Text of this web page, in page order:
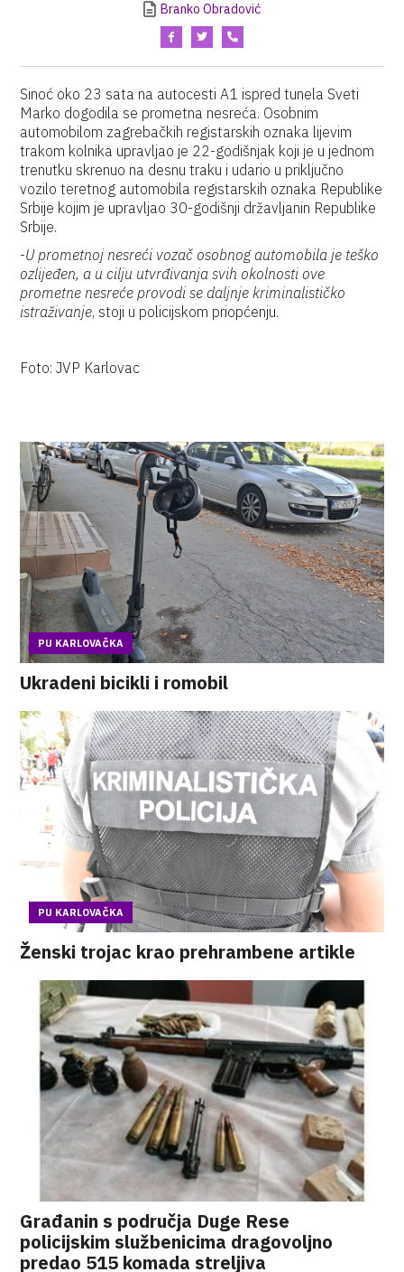
Branko Obradović
Sinoć oko 23 sata na autocesti A1 ispred tunela Sveti
Marko dogodila se prometna nesreća. Osobnim
automobilom zagrebačkih registarskih oznaka lijevim
trakom kolnika upravljao je 22-godišnjak koji je u jednom
trenutku skrenuo na desnu traku i udario u priključno
vozilo teretnog automobila registarskih oznaka Republike
Srbije kojim je upravljao 30-godišnji državljanin Republike
Srbije.
-U prometnoj nesreći vozač osobnog automobila je teško
ozlijeđen, a u cilju utvrđivanja svih okolnosti ove
prometne nesreće provodi se daljnje kriminalističko
istraživanje, stoji u policijskom priopćenju.
Foto: JVP Karlovac
PU KARLOVAČKA
Ukradeni bicikli i romobil
PU KARLOVAČKA
Ženski trojac krao prehrambene artikle
Građanin s područja Duge Rese
policijskim službenicima dragovoljno
predao 515 komada streljiva